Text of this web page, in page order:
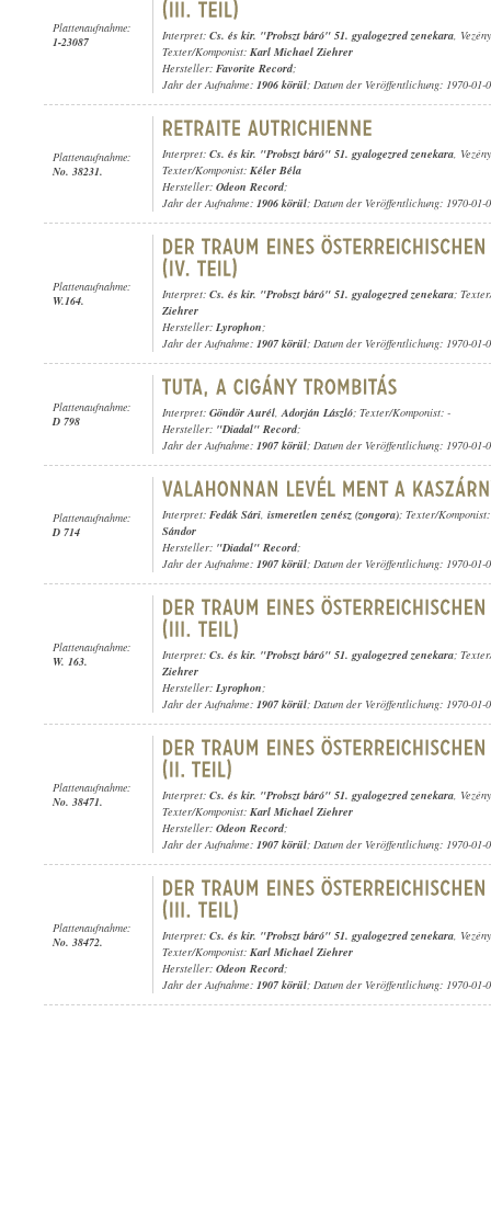
Plattenaufnahme:
1-23087
Interpret: Cs. és kir. "Probszt báró" 51. gyalogezred zenekara,
Texter/Komponist: Karl Michael Ziehrer
Hersteller: Favorite Record;
Jahr der Aufnahme: 1906 körül; Datum der Veröffentlichung: 1970-01-
Plattenaufnahme:
No. 38231.
Interpret: Cs. és kir. "Probszt báró" 51. gyalogezred zenekara,
Texter/Komponist: Kéler Béla
Hersteller: Odeon Record;
Jahr der Aufnahme: 1906 körül; Datum der Veröffentlichung: 1970-01-
Plattenaufnahme:
W.164.
Interpret: Cs. és kir. "Probszt báró" 51. gyalogezred zenekara;
Ziehrer
Hersteller: Lyrophon;
Jahr der Aufnahme: 1907 körül; Datum der Veröffentlichung: 1970-01-
Plattenaufnahme:
D 798
Interpret: Göndör Aurél,Adorján László; Texter/Komponist: -
Hersteller: "Diadal" Record;
Jahr der Aufnahme: 1907 körül; Datum der Veröffentlichung: 1970-01-
Plattenaufnahme:
D 714
Interpret: Fedák Sári, ismeretlen zenész (zongora); Texter/
Sándor
Hersteller: "Diadal" Record;
Jahr der Aufnahme: 1907 körül; Datum der Veröffentlichung: 1970-01-
Plattenaufnahme:
W. 163.
Interpret: Cs. és kir. "Probszt báró" 51. gyalogezred zenekara;
Ziehrer
Hersteller: Lyrophon;
Jahr der Aufnahme: 1907 körül; Datum der Veröffentlichung: 1970-01-
Plattenaufnahme:
No. 38471.
Interpret: Cs. és kir. "Probszt báró" 51. gyalogezred zenekara,
Texter/Komponist: Karl Michael Ziehrer
Hersteller: Odeon Record;
Jahr der Aufnahme: 1907 körül; Datum der Veröffentlichung: 1970-01-
Plattenaufnahme:
No. 38472.
Interpret: Cs. és kir. "Probszt báró" 51. gyalogezred zenekara,
Texter/Komponist: Karl Michael Ziehrer
Hersteller: Odeon Record;
Jahr der Aufnahme: 1907 körül; Datum der Veröffentlichung: 1970-01-